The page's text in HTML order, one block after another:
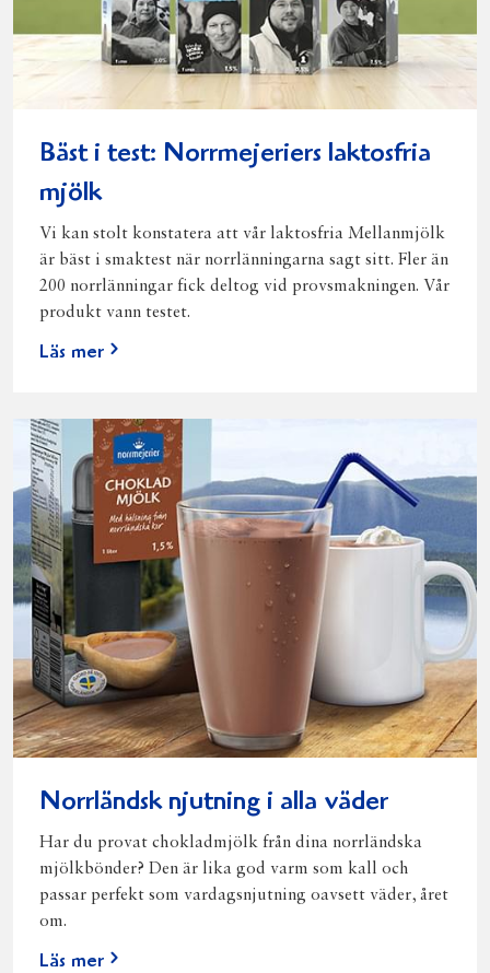
Bäst i test: Norrmejeriers laktosfria
mjölk
Vi kan stolt konstatera att vår laktosfria Mellanmjölk
är bäst i smaktest när norrlänningarna sagt sitt. Fler än
200 norrlänningar fick deltog vid provsmakningen. Vår
produkt vann testet.
Läs mer
Norrländsk njutning i alla väder
Har du provat chokladmjölk från dina norrländska
mjölkbönder? Den är lika god varm som kall och
passar perfekt som vardagsnjutning oavsett väder, året
om.
Läs mer